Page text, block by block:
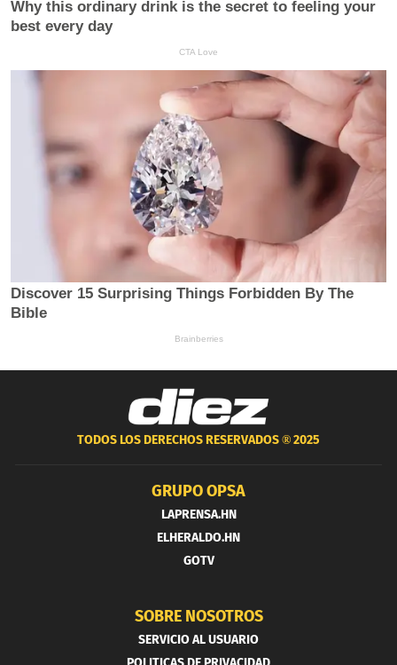
TODOS LOS DERECHOS RESERVADOS ®2025
GRUPO OPSA
LAPRENSA.HN
ELHERALDO.HN
GOTV
SOBRE NOSOTROS
SERVICIO AL USUARIO